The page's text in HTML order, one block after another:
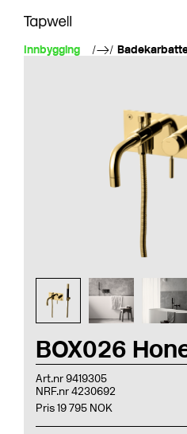
Innbygging
BOX026
Art.nr 9419305
NRF.nr 4230692
Pris 19 795 NOK